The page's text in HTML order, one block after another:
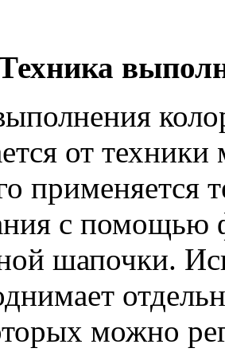
от
применяется
с помощью
шапочки.
можно